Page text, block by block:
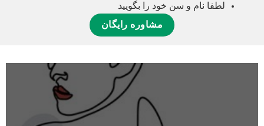
لطفا نام و سن خود را بگویید
مشاوره رایگان